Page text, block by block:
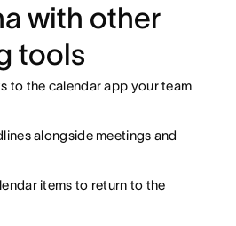
with other
tools
to the calendar app your team
alongside meetings and
items to return to the